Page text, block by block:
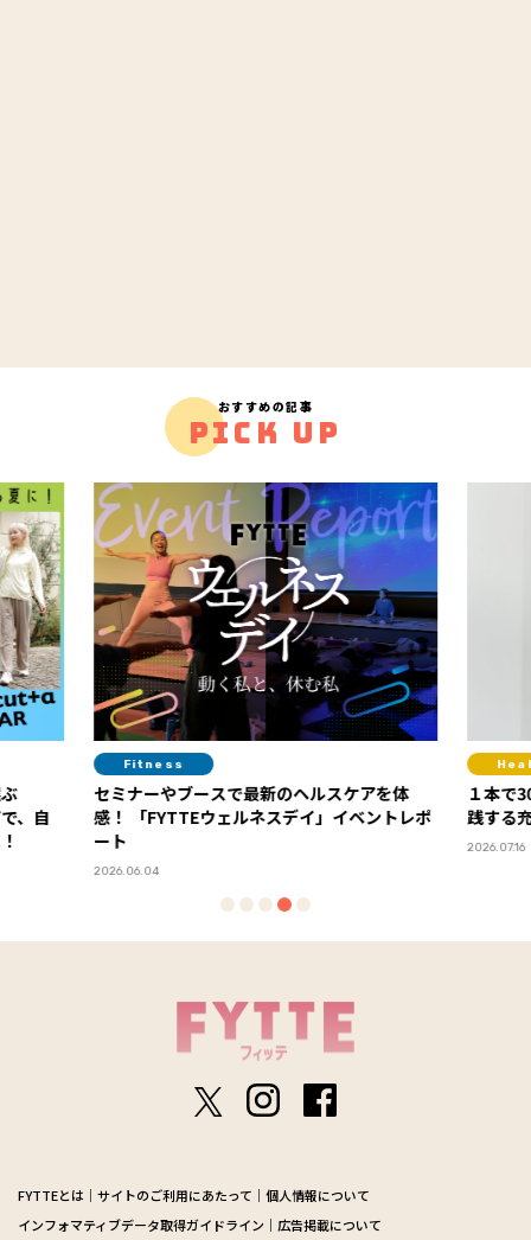
おすすめの記事
PICK UP
、自
Fitness
セミナーやブースで最新のヘルスケアを体
感！ 「FYTTEウェルネスデイ」イベントレポ
ート
2026.06.04
１本で
践する
2026.07.16
FYTTEとは サイトのご利用にあたって
個人情報について
インフォマティブデータ取得ガイドライン
広告掲載について